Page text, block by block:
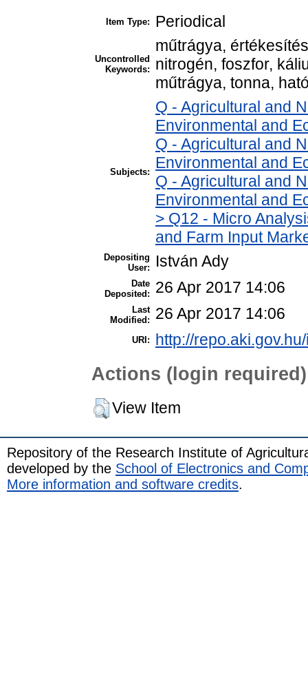
Item Type: Periodical
Uncontrolled
Keywords:
műtrágya,
nitrogén, foszfor,
műtrágya, tonna,
Subjects:
Q - Agricultural and
Environmental and
Q - Agricultural and
Environmental and
Q - Agricultural and
Environmental and
> Q12 - Micro
and Farm Input
Depositing
User:
István Ady
Date
Deposited:
26 Apr 2017 14:06
Last
Modified:
26 Apr 2017 14:06
URI: http://
Actions (login required)
View Item
Repository of the Research Institute of
developed by the School of Electronics and
More information and software credits.